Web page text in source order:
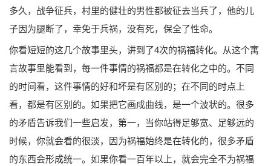
多久，战争征兵，村里的健壮的男性都被征去当兵了，他的儿
子因为腿断了，幸免于兵祸，没有死，保全了性命。
你看短短的这几个故事里头，讲到了4次的祸福转化。从这个寓
言故事里能看到，每一件事情的祸福都是在转化之中的。不同
的时间看，这件事情的好和坏是有区别的；在不同的时点上
看，都是有区别的。如果把它画成曲线，是一个波状的。很多
的矛盾告诉我们一些启发，第一，当你站得足够宽、足够远的
时候，你就会看的很淡，因为祸福始终是在转化的，很多矛盾
的东西会形成统一。如果你看一百年以上，就会完全不为祸福